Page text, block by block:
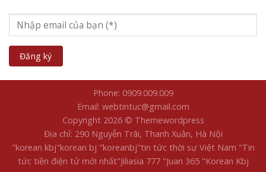
Phone: 0909.009.009
Email: webtintuc@gmail.com
Copyright 2026 © Themewordpress
Địa chỉ: 290 Nguyễn Trãi, Thanh Xuân, Hà Nội
"korean kbj​"korean bj "koreanbj​"tin tức thời sự Việt Nam "Tin
tức tiền điện tử mới nhất​"Jiliasia 777 "Juan 365 "Korean Kbj